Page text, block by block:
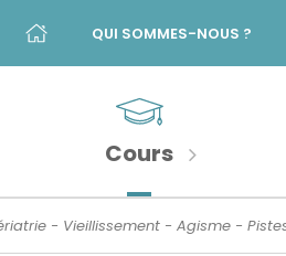
QUI SOMMES-NOUS ?
Cours
- Vieillissement - Agisme -